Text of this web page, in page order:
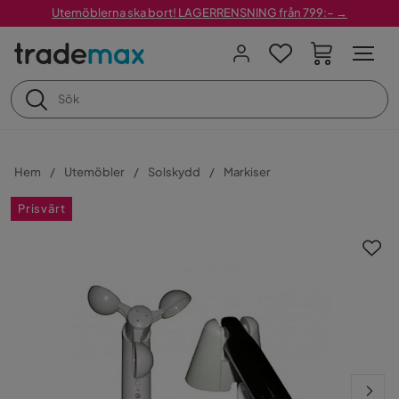
Utemöblerna ska bort! LAGERRENSNING från 799:– →
Hem Utemöbler Solskydd Markiser
Prisvärt